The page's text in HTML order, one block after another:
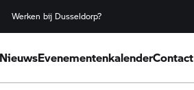
Werken bij Dusseldorp?
EvenementenkalenderContact